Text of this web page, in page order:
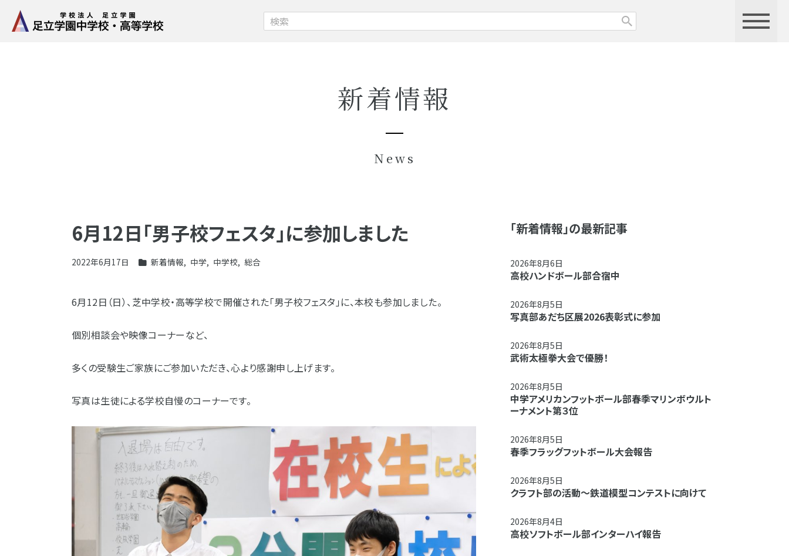
新着情報
News
6月12日「男子校フェスタ」に参加しました
2022年6月17日 新着情報, 中学, 中学校, 総合
6月12日（日）、芝中学校・高等学校で開催された「男子校フェスタ」に、本校も参加しました。
個別相談会や映像コーナーなど、
多くの受験生ご家族にご参加いただき、心より感謝申し上げます。
写真は生徒による学校自慢のコーナーです。
「新着情報」の最新記事
2026年8月6日
高校ハンドボール部合宿中
2026年8月5日
写真部あだち区展2026表彰式に参加
2026年8月5日
武術太極拳大会で優勝！
2026年8月5日
中学アメリカンフットボール部春季マリンボウルト
ーナメント第３位
2026年8月5日
春季フラッグフットボール大会報告
2026年8月5日
クラフト部の活動～鉄道模型コンテストに向けて
2026年8月4日
高校ソフトボール部インターハイ報告